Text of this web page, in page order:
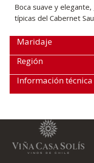
Boca suave y
típicas del Cabernet
Maridaje
Región
Información técnica